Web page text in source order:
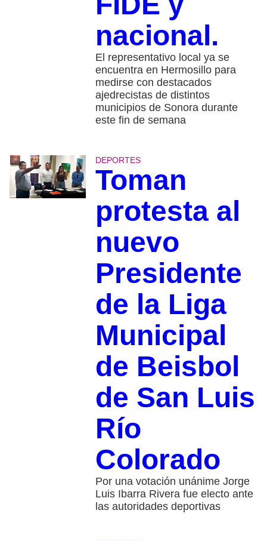
nacional.
El representativo local ya se
encuentra en Hermosillo para
medirse con destacados
ajedrecistas de distintos
municipios de Sonora durante
este fin de semana
DEPORTES
Toman
protesta al
nuevo
Presidente
de la Liga
Municipal
de Beisbol
de San Luis
Río
Colorado
Por una votación unánime Jorge
Luis Ibarra Rivera fue electo ante
las autoridades deportivas